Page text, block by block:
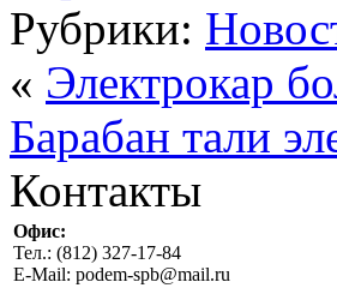
Рубрики:
« Электрокар
Барабан тали
Контакты
Офис:
Тел.: (812) 327-17-84
E-Mail: podem-spb@mail.ru